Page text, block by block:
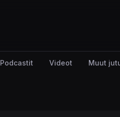
Podcastit Videot Muut